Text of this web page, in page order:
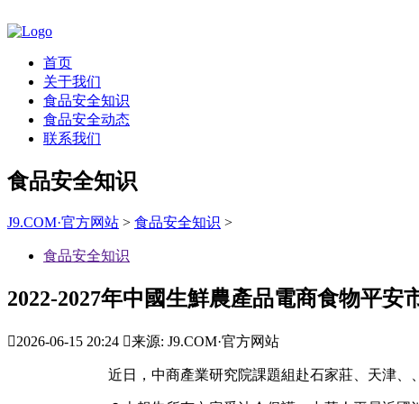
首页
关于我们
食品安全知识
食品安全动态
联系我们
食品安全知识
J9.COM·官方网站 > 食品安全知识 >
食品安全知识
2022-2027年中國生鮮農產品電商食物平安
2026-06-15 20:24 来源: J9.COM·官方网站
近日，中商產業研究院課題組赴石家莊、天津、